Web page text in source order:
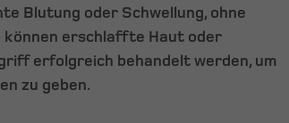
Blutung oder Schwellung, ohne
können erschlaffte Haut oder
erfolgreich behandelt werden, um
zu geben.